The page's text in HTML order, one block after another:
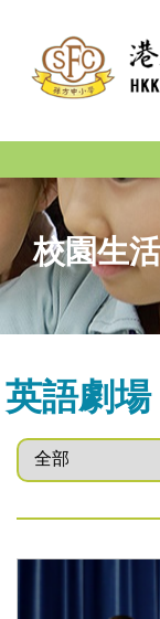
校園生活
英語劇場